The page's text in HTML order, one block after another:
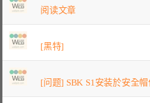
阅读文章
[黑特]
[问题] SBK S1安装於安全